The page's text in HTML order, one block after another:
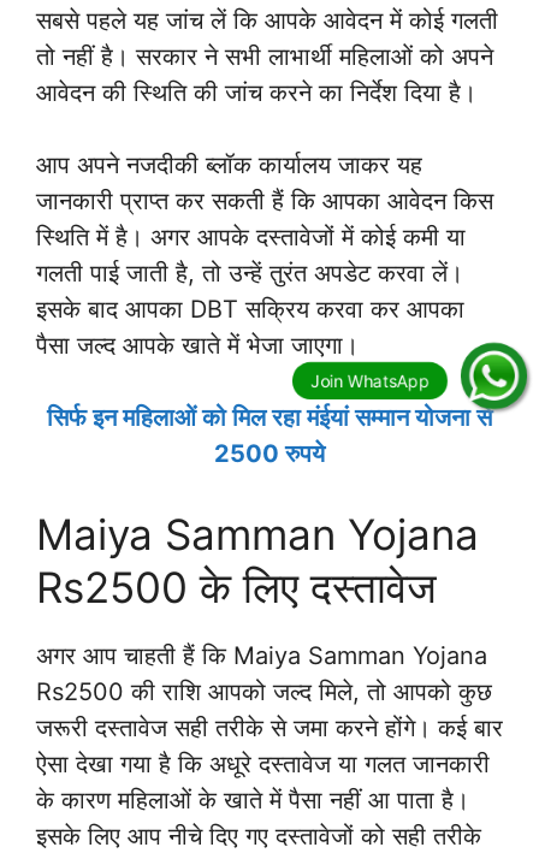
सबसे पहले यह जांच लें कि आपके आवेदन में कोई गलती
तो नहीं है। सरकार ने सभी लाभार्थी महिलाओं को अपने
आवेदन की स्थिति की जांच करने का निर्देश दिया है।
आप अपने नजदीकी ब्लॉक कार्यालय जाकर यह
जानकारी प्राप्त कर सकती हैं कि आपका आवेदन किस
स्थिति में है। अगर आपके दस्तावेजों में कोई कमी या
गलती पाई जाती है, तो उन्हें तुरंत अपडेट करवा लें।
इसके बाद आपका DBT सक्रिय करवा कर आपका
पैसा जल्द आपके खाते में भेजा जाएगा।
सिर्फ इन महिलाओं को मिल रहा मंईयां सम्मान योजना से
2500 रुपये
Maiya Samman Yojana
Rs2500 के लिए दस्तावेज
अगर आप चाहती हैं कि Maiya Samman Yojana
Rs2500 की राशि आपको जल्द मिले, तो आपको कुछ
जरूरी दस्तावेज सही तरीके से जमा करने होंगे। कई बार
ऐसा देखा गया है कि अधूरे दस्तावेज या गलत जानकारी
के कारण महिलाओं के खाते में पैसा नहीं आ पाता है।
इसके लिए आप नीचे दिए गए दस्तावेजों को सही तरीके